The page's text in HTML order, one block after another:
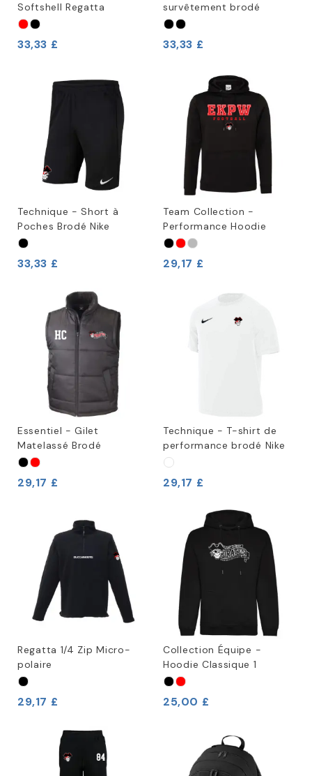
Softshell Regatta
33,33 £
survêtement brodé
33,33 £
Technique - Short à
Poches Brodé Nike
33,33 £
Team Collection -
Performance Hoodie
29,17 £
Essentiel - Gilet
Matelassé Brodé
29,17 £
Technique - T-shirt de
performance brodé Nike
29,17 £
Regatta 1/4 Zip Micro-
polaire
29,17 £
Collection Équipe -
Hoodie Classique 1
25,00 £